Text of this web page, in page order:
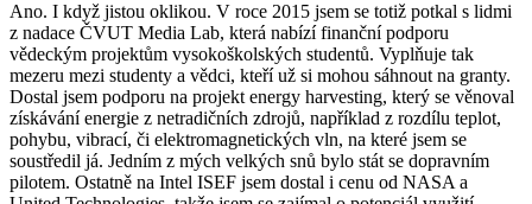
Ano. I když jistou oklikou. V roce 2015 jsem se totiž potkal s lidmi
z nadace ČVUT Media Lab, která nabízí finanční podporu
vědeckým projektům vysokoškolských studentů. Vyplňuje tak
mezeru mezi studenty a vědci, kteří už si mohou sáhnout na granty.
Dostal jsem podporu na projekt energy harvesting, který se věnoval
získávání energie z netradičních zdrojů, například z rozdílu teplot,
pohybu, vibrací, či elektromagnetických vln,­ na které jsem se
soustředil já. Jedním z mých velkých snů bylo stát se dopravním
pilotem. Ostatně na Intel ISEF jsem dostal i cenu od NASA a